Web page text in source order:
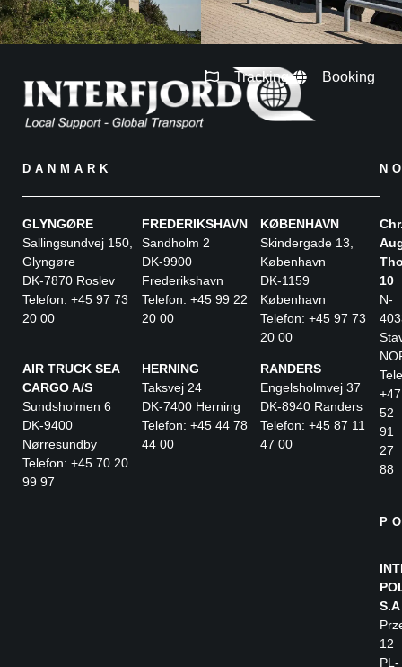
Tracking Booking
DANMARK
GLYNGØRE
Sallingsundvej 150,
Glyngøre
DK-7870 Roslev
Telefon: +45 97 73
20 00
FREDERIKSHAVN
Sandholm 2
DK-9900
Frederikshavn
Telefon: +45 99 22
20 00
KØBENHAVN
Skindergade 13,
København
DK-1159
København
Telefon: +45 97 73
20 00
AIR TRUCK SEA
CARGO A/S
Sundsholmen 6
DK-9400
Nørresundby
Telefon: +45 70 20
99 97
HERNING
Taksvej 24
DK-7400 Herning
Telefon: +45 44 78
44 00
RANDERS
Engelsholmvej 37
DK-8940 Randers
Telefon: +45 87 11
47 00
10
N-
+47
52
91
27
88
S.A
12
PL-